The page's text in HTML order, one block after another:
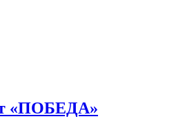
«ПОБЕДА»